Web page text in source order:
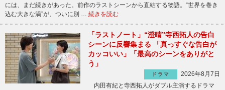
には、まだ続きがあった。前作のラストシーンから直結する物語。“世界を巻き
込む大きな渦”が、ついに別 … 続きを読む
「ラストノート」“澄晴”寺西拓人の告白
シーンに反響集まる 「真っすぐな告白が
カッコいい」「最高のシーンをありがと
う」
ドラマ
2026年8月7日
内田有紀と寺西拓人がダブル主演するドラマ